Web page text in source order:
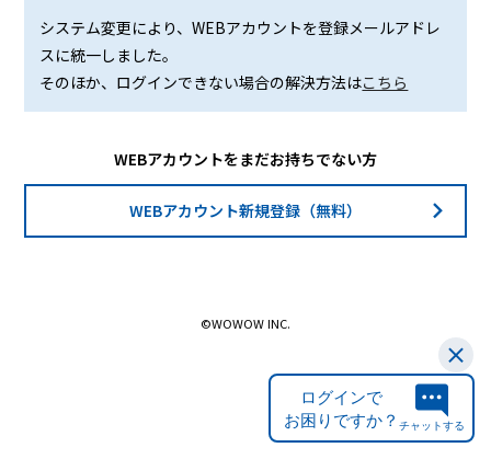
システム変更により、WEBアカウントを登録メールアドレ
スに統一しました。
そのほか、ログインできない場合の解決方法はこちら
WEBアカウントをまだお持ちでない方
WEBアカウント新規登録（無料）
©WOWOW INC.
ログインで
お困りですか？ チャットする